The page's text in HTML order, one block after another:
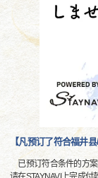
【凡预订了符合福井
已预订符合条件的方案